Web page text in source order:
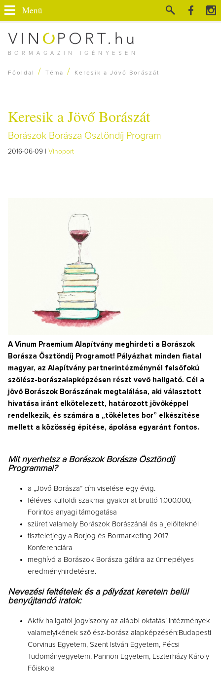
BORMAGAZIN IGÉNYESEN
Menü
Főoldal / Téma / Keresik a Jövő Borászát
Keresik a Jövő Borászát
Borászok Borásza Ösztöndíj Program
2016-06-09 | Vinoport
A Vinum Praemium Alapítvány meghirdeti a Borászok
Borásza Ösztöndíj Programot! Pályázhat minden fiatal
magyar, az Alapítvány partnerintézménynél felsőfokú
szőlész-borászalapképzésen részt vevő hallgató. Cél a
jövő Borászok Borászának megtalálása, aki választott
hivatása iránt elkötelezett, határozott jövőképpel
rendelkezik, és számára a „tökéletes bor” elkészítése
mellett a közösség építése, ápolása egyaránt fontos.
Mit nyerhetsz a Borászok Borásza Ösztöndíj
Programmal?
a „Jövő Borásza” cím viselése egy évig.
féléves külföldi szakmai gyakorlat bruttó 1.000.000,-
Forintos anyagi támogatása
szüret valamely Borászok Borászánál és a jelölteknél
tiszteletjegy a Borjog és Bormarketing 2017.
Konferenciára
meghívó a Borászok Borásza gálára az ünnepélyes
eredményhirdetésre.
Nevezési feltételek és a pályázat keretein belül
benyújtandó iratok:
Aktív hallgatói jogviszony az alábbi oktatási intézmények
valamelyikének szőlész-borász alapképzésén:Budapesti
Corvinus Egyetem, Szent István Egyetem, Pécsi
Tudományegyetem, Pannon Egyetem, Eszterházy Károly
Főiskola